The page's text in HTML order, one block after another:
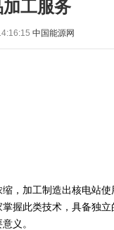
工服务
中国能源网
，加工制造出核电站
握此类技术，具备独
义。